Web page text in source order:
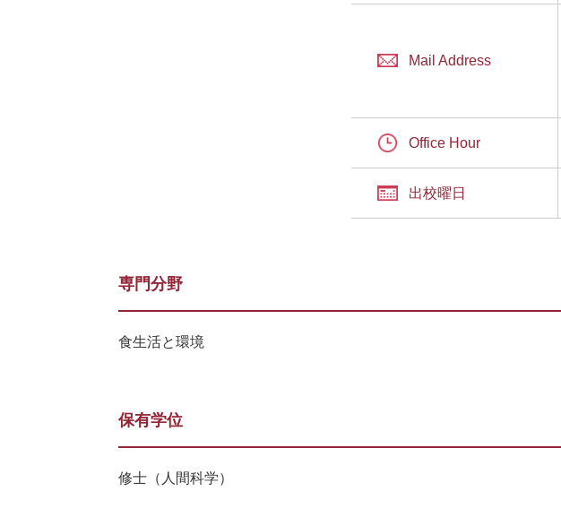
Mail Address
Office Hour
出校曜日
専門分野
食生活と環境
保有学位
修士（人間科学）